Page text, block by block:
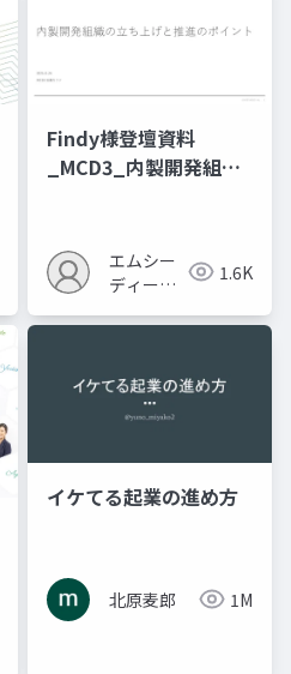
Findy様登壇資料
_MCD3_内製開発組織
エムシー
ディース
会社
1.6K
イケてる起業の進め方
北原麦郎 1M